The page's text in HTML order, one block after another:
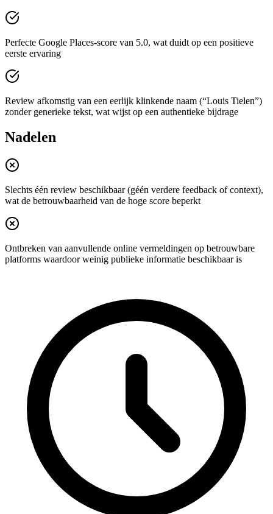
Perfecte Google Places-score van 5.0, wat duidt op een positieve
eerste ervaring
Review afkomstig van een eerlijk klinkende naam (“Louis Tielen”)
zonder generieke tekst, wat wijst op een authentieke bijdrage
Nadelen
Slechts één review beschikbaar (géén verdere feedback of context),
wat de betrouwbaarheid van de hoge score beperkt
Ontbreken van aanvullende online vermeldingen op betrouwbare
platforms waardoor weinig publieke informatie beschikbaar is